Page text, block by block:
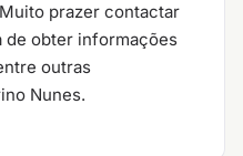
prazer contactar
de obter informações
outras
Nunes.